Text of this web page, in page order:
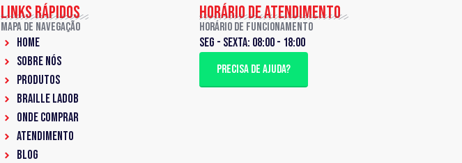
LINKS RÁPIDOS
Mapa de Navegação
Home
Sobre Nós
PRODUTOS
Braille LadoB
ONDE COMPRAR
ATENDIMENTO
BLOG
HORÁRIO DE ATENDIMENTO
Horário de Funcionamento
Seg - sexta: 08:00 - 18:00
PRECISA DE AJUDA?